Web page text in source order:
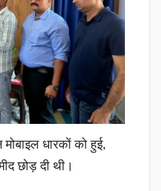
धारकों को हुई,
छोड़ दी थी।